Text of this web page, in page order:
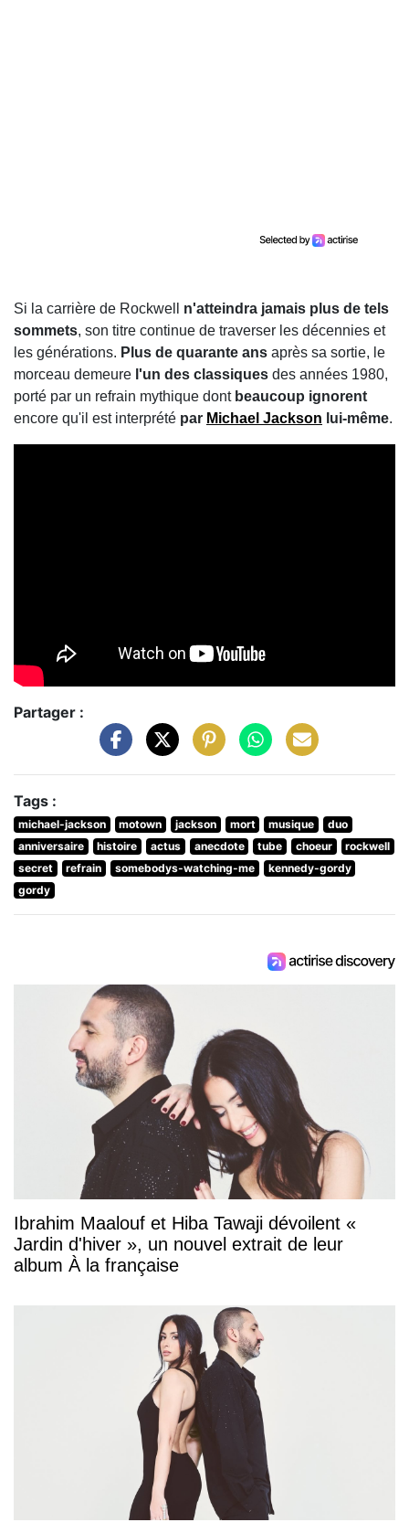
Si la carrière de Rockwell n'atteindra jamais plus de tels
sommets, son titre continue de traverser les décennies et
les générations. Plus de quarante ans après sa sortie, le
morceau demeure l'un des classiques des années 1980,
porté par un refrain mythique dont beaucoup ignorent
encore qu'il est interprété par Michael Jackson lui-même.
Partager :
Tags :
michael-jackson motown jackson mort musique
duo
anniversaire
histoire actus anecdote tube choeur
rockwell
secret
refrain somebodys-watching-me
kennedy-gordy
gordy
Ibrahim Maalouf et Hiba Tawaji dévoilent «
Jardin d'hiver », un nouvel extrait de leur
album À la française